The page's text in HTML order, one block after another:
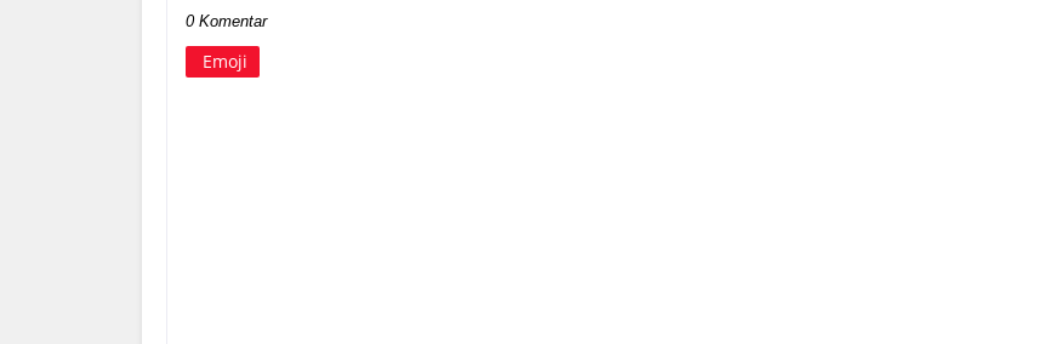
0 Komentar
Emoji